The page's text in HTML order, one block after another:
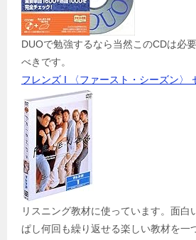
DUOで勉強するなら当然このCDは必
べきです。
フレンズ I 〈ファースト・シーズン〉
リスニング教材に使っています。面白
ぱし何回も繰り返せる楽しい教材を一